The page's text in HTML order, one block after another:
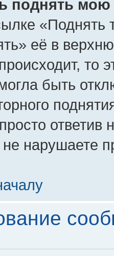
поднять мою
«Поднять
её в
то
быть
ответив
нарушаете